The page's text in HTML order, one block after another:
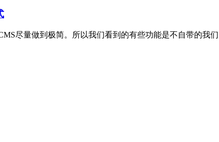
尽量做到极简。所以我们看到的有些功能是不自带的